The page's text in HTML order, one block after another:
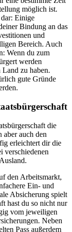
möglich ist.
Einige
Bindung an das
und
Bereich. Auch
Wenn du zum
werden
zu haben.
gute Gründe
die
aber auch den
erleichtert dir die
verschiedenen
den Arbeitsmarkt,
Ein- und
Absicherung spielt
hast du so nicht nur
vom jeweiligen
Neben
Pass außerdem